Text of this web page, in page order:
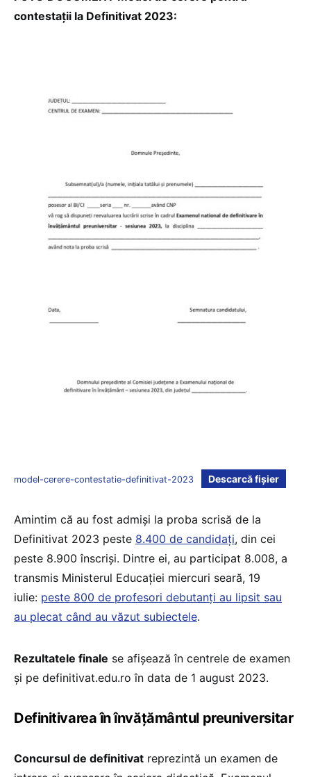
contestații la Definitivat 2023:
model-cerere-contestatie-definitivat-2023 Descarcă fișier
Amintim că au fost admiși la proba scrisă de la
Definitivat 2023 peste 8.400 de candidați, din cei
peste 8.900 înscriși. Dintre ei, au participat 8.008, a
transmis Ministerul Educației miercuri seară, 19
iulie: peste 800 de profesori debutanți au lipsit sau
au plecat când au văzut subiectele.
Rezultatele finale se afișează în centrele de examen
şi pe definitivat.edu.ro în data de 1 august 2023.
Definitivarea în învățământul preuniversitar
Concursul de definitivat reprezintă un examen de